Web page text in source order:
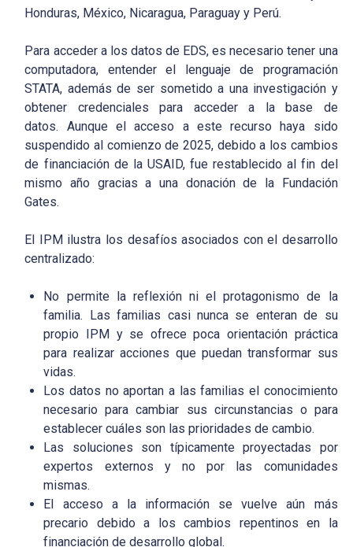
Honduras, México, Nicaragua, Paraguay y Perú.
Para acceder a los datos de EDS, es necesario tener una
computadora, entender el lenguaje de programación
STATA, además de ser sometido a una investigación y
obtener credenciales para acceder a la base de
datos. Aunque el acceso a este recurso haya sido
suspendido al comienzo de 2025, debido a los cambios
de financiación de la USAID, fue restablecido al fin del
mismo año gracias a una donación de la Fundación
Gates.
El IPM ilustra los desafíos asociados con el desarrollo
centralizado:
No permite la reflexión ni el protagonismo de la
familia. Las familias casi nunca se enteran de su
propio IPM y se ofrece poca orientación práctica
para realizar acciones que puedan transformar sus
vidas.
Los datos no aportan a las familias el conocimiento
necesario para cambiar sus circunstancias o para
establecer cuáles son las prioridades de cambio.
Las soluciones son típicamente proyectadas por
expertos externos y no por las comunidades
mismas.
El acceso a la información se vuelve aún más
precario debido a los cambios repentinos en la
financiación de desarrollo global.